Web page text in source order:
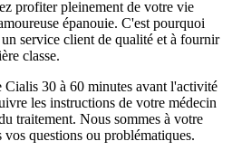
profiter pleinement de votre vie
épanouie. C'est pourquoi
service client de qualité et à fournir
classe.
Cialis 30 à 60 minutes avant l'activité
les instructions de votre médecin
traitement. Nous sommes à votre
questions ou problématiques.